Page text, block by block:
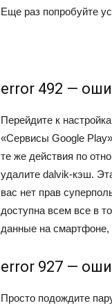
Еще раз попробуйте
error 492 —
Перейдите к
«Сервисы Google
те же действия по
удалите dalvik-кэш.
вас нет прав
доступна всем все в
данные на смартфоне,
error 927 —
Просто подождите